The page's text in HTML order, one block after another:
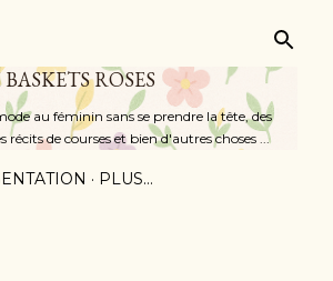
ROSES
au féminin sans se prendre la tête, des
récits de courses et bien d'autres choses ...
PLUS…